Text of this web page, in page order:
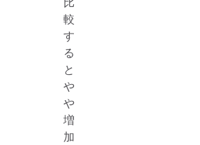
較
す
る
と
や
や
増
加